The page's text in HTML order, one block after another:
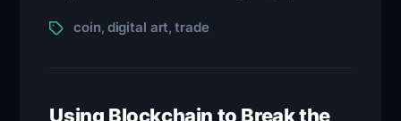
coin, digital art,trade
Using Blockchain to Break the